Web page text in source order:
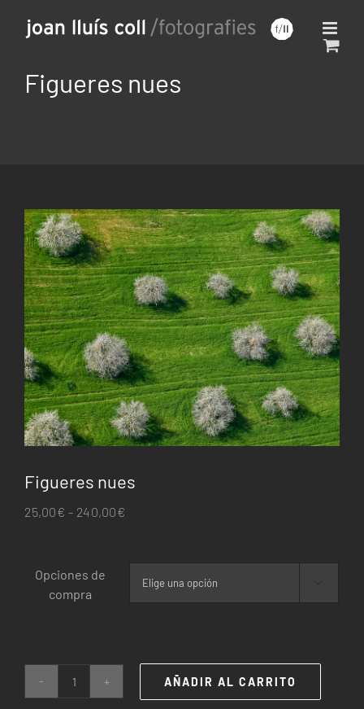
Figueres nues
Figueres nues
25,00€ - 240,00€
desde
25,00€
Opciones de
compra
Figueres
AÑADIR AL CARRITO